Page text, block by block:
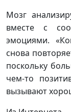
Мозг
вместе с
эмоциями.
снова
поскольку
чем-то
вызывают